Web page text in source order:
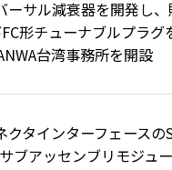
サル減衰器を開発し、
形チューナブルプラグ
台湾事務所を開設
タインターフェースの
ブアッセンブリモジュ